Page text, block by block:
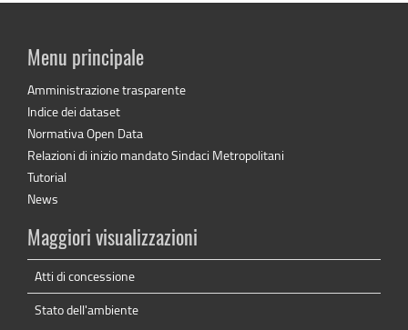
Menu principale
Amministrazione trasparente
Indice dei dataset
Normativa Open Data
Relazioni di inizio mandato Sindaci Metropolitani
Tutorial
News
Maggiori visualizzazioni
Atti di concessione
Stato dell'ambiente